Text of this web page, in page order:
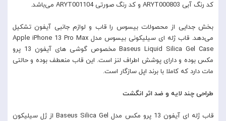
کد رنگ آبی ARYT000803 و کد رنگ صورتی ARYT001104 می‌باشد.
بخش جدایی از محصولات بیسوس را قاب و لوازم جانبی آیفون تشکیل
می‌دهد. قاب ژله ای سیلیکونی بیسوس مدل Apple iPhone 13 Pro Max
Baseus Liquid Silica Gel Case مخصوص گوشی های آیفون 13 پرو
مکس بوده و دارای پوشش اطراف لنز است. این قاب منعطف بوده و حالتی
مات دارد که کاملا با برند اپل سازگار است.
طراحی چند لایه و ضد اثر انگشت
قاب ژله ای آیفون 13 پرو مکس مدل Baseus Silica Gel از ژل سیلیکون